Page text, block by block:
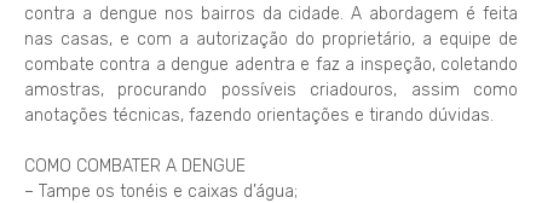
contra a dengue nos bairros da cidade. A abordagem é feita
nas casas, e com a autorização do proprietário, a equipe de
combate contra a dengue adentra e faz a inspeção, coletando
amostras, procurando possíveis criadouros, assim como
anotações técnicas, fazendo orientações e tirando dúvidas.
COMO COMBATER A DENGUE
– Tampe os tonéis e caixas d’água;